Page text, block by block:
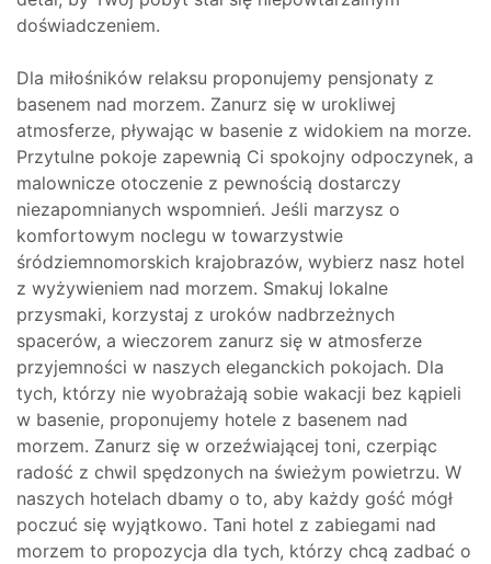
doświadczeniem.
Dla miłośników relaksu proponujemy pensjonaty z
basenem nad morzem. Zanurz się w urokliwej
atmosferze, pływając w basenie z widokiem na morze.
Przytulne pokoje zapewnią Ci spokojny odpoczynek, a
malownicze otoczenie z pewnością dostarczy
niezapomnianych wspomnień. Jeśli marzysz o
komfortowym noclegu w towarzystwie
śródziemnomorskich krajobrazów, wybierz nasz hotel
z wyżywieniem nad morzem. Smakuj lokalne
przysmaki, korzystaj z uroków nadbrzeżnych
spacerów, a wieczorem zanurz się w atmosferze
przyjemności w naszych eleganckich pokojach. Dla
tych, którzy nie wyobrażają sobie wakacji bez kąpieli
w basenie, proponujemy hotele z basenem nad
morzem. Zanurz się w orzeźwiającej toni, czerpiąc
radość z chwil spędzonych na świeżym powietrzu. W
naszych hotelach dbamy o to, aby każdy gość mógł
poczuć się wyjątkowo. Tani hotel z zabiegami nad
morzem to propozycja dla tych, którzy chcą zadbać o